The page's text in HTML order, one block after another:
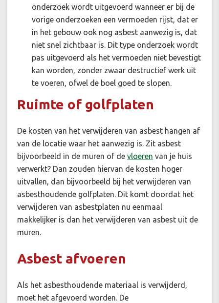
onderzoek wordt uitgevoerd wanneer er bij de
vorige onderzoeken een vermoeden rijst, dat er
in het gebouw ook nog asbest aanwezig is, dat
niet snel zichtbaar is. Dit type onderzoek wordt
pas uitgevoerd als het vermoeden niet bevestigt
kan worden, zonder zwaar destructief werk uit
te voeren, ofwel de boel goed te slopen.
Ruimte of golfplaten
De kosten van het verwijderen van asbest hangen af
van de locatie waar het aanwezig is. Zit asbest
bijvoorbeeld in de muren of de vloeren van je huis
verwerkt? Dan zouden hiervan de kosten hoger
uitvallen, dan bijvoorbeeld bij het verwijderen van
asbesthoudende golfplaten. Dit komt doordat het
verwijderen van asbestplaten nu eenmaal
makkelijker is dan het verwijderen van asbest uit de
muren.
Asbest afvoeren
Als het asbesthoudende materiaal is verwijderd,
moet het afgevoerd worden. De